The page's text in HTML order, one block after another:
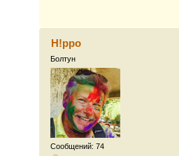
H!ppo
Болтун
Сообщений: 74